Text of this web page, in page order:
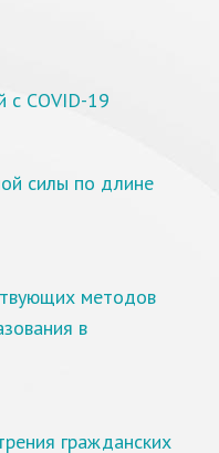
с COVID-19
силы по длине
методов
в
гражданских